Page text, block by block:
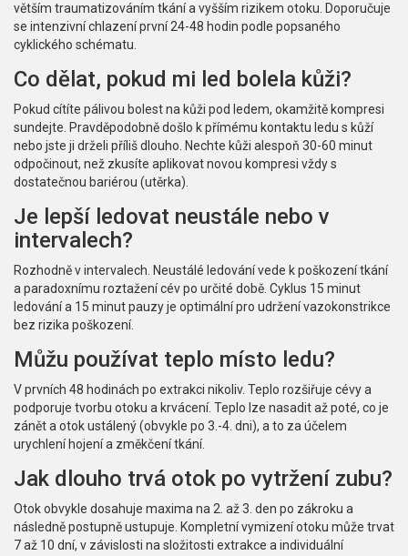
větším traumatizováním tkání a vyšším rizikem otoku. Doporučuje
se intenzivní chlazení první 24-48 hodin podle popsaného
cyklického schématu.
Co dělat, pokud mi led bolela kůži?
Pokud cítíte pálivou bolest na kůži pod ledem, okamžitě kompresi
sundejte. Pravděpodobně došlo k přímému kontaktu ledu s kůží
nebo jste ji drželi příliš dlouho. Nechte kůži alespoň 30-60 minut
odpočinout, než zkusíte aplikovat novou kompresi vždy s
dostatečnou bariérou (utěrka).
Je lepší ledovat neustále nebo v
intervalech?
Rozhodně v intervalech. Neustálé ledování vede k poškození tkání
a paradoxnímu roztažení cév po určité době. Cyklus 15 minut
ledování a 15 minut pauzy je optimální pro udržení vazokonstrikce
bez rizika poškození.
Můžu používat teplo místo ledu?
V prvních 48 hodinách po extrakci nikoliv. Teplo rozšiřuje cévy a
podporuje tvorbu otoku a krvácení. Teplo lze nasadit až poté, co je
zánět a otok ustálený (obvykle po 3.-4. dni), a to za účelem
urychlení hojení a změkčení tkání.
Jak dlouho trvá otok po vytržení zubu?
Otok obvykle dosahuje maxima na 2. až 3. den po zákroku a
následně postupně ustupuje. Kompletní vymizení otoku může trvat
7 až 10 dní, v závislosti na složitosti extrakce a individuální